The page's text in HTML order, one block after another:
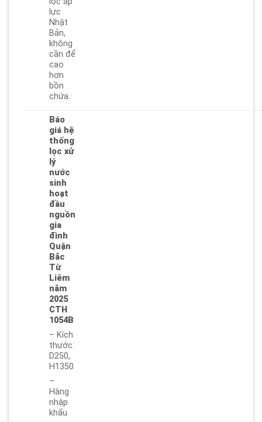
lực
Nhật
Bản,
không
cần để
cao
hơn
bồn
chứa.
Báo
giá hệ
thống
lọc xử
lý
nước
sinh
hoạt
đầu
nguồn
gia
đình
Quận
Bắc
Từ
Liêm
năm
2025
CTH
1054B
– Kích
thước:
D250,
H1350
–
Hàng
nhập
khẩu